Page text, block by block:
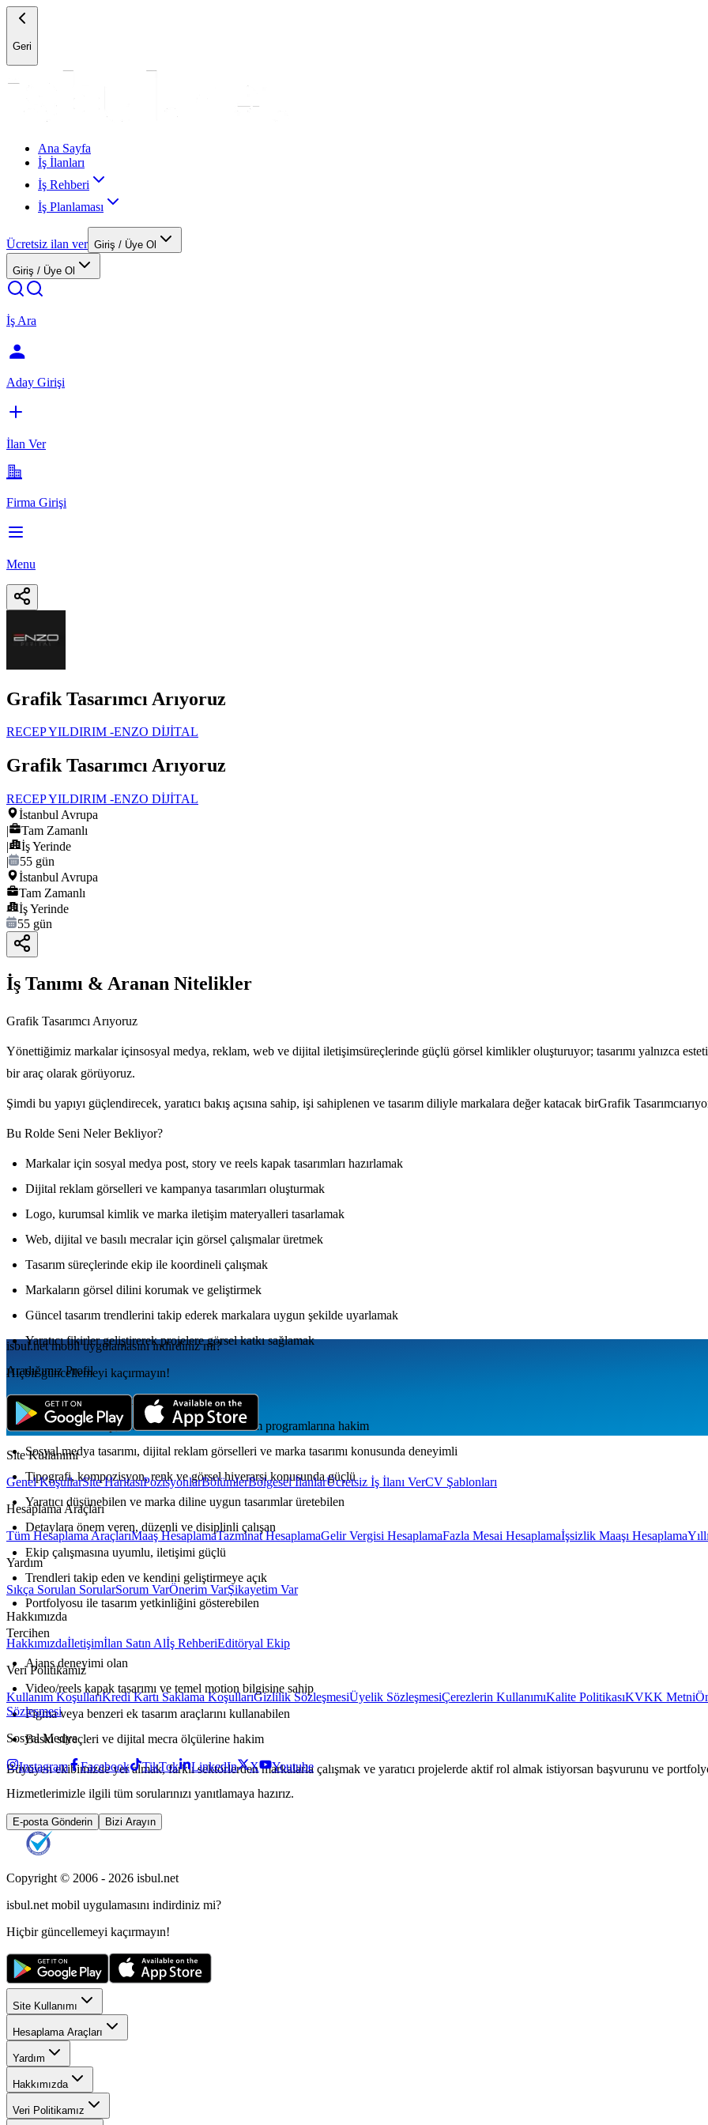
Geri
Ana Sayfa
İş İlanları
İş Rehberi
İş Planlaması
Ücretsiz ilan ver Giriş / Üye Ol
Giriş / Üye Ol
İş Ara
Aday Girişi
İlan Ver
Firma Girişi
Menu
Grafik Tasarımcı Arıyoruz
RECEP YILDIRIM -ENZO DİJİTAL
Grafik Tasarımcı Arıyoruz
RECEP YILDIRIM -ENZO DİJİTAL
İstanbul Avrupa
|
Tam Zamanlı
|
İş Yerinde
|
55 gün
İstanbul Avrupa
Tam Zamanlı
İş Yerinde
55 gün
İş Tanımı & Aranan Nitelikler
Grafik Tasarımcı Arıyoruz
Yönettiğimiz markalar içinsosyal medya, reklam, web ve dijital iletişimsüreçlerinde güçlü görsel kimlikler oluşturuyor; tasarımı yalnızca
bir araç olarak görüyoruz.
Şimdi bu yapıyı güçlendirecek, yaratıcı bakış açısına sahip, işi sahiplenen ve tasarım diliyle markalara değer katacak birGrafik Tasarımcı
Bu Rolde Seni Neler Bekliyor?
Markalar için sosyal medya post, story ve reels kapak tasarımları hazırlamak
Dijital reklam görselleri ve kampanya tasarımları oluşturmak
Logo, kurumsal kimlik ve marka iletişim materyalleri tasarlamak
Web, dijital ve basılı mecralar için görsel çalışmalar üretmek
Tasarım süreçlerinde ekip ile koordineli çalışmak
Markaların görsel dilini korumak ve geliştirmek
Güncel tasarım trendlerini takip ederek markalara uygun şekilde uyarlamak
Yaratıcı fikirler geliştirerek projelere görsel katkı sağlamak
Aradığımız Profil
Grafik tasarım alanında 2-4 yıl deneyimli
Adobe Photoshop, Illustrator ve benzeri tasarım programlarına hakim
Sosyal medya tasarımı, dijital reklam görselleri ve marka tasarımı konusunda deneyimli
Tipografi, kompozisyon, renk ve görsel hiyerarşi konusunda güçlü
Yaratıcı düşünebilen ve marka diline uygun tasarımlar üretebilen
Detaylara önem veren, düzenli ve disiplinli çalışan
Ekip çalışmasına uyumlu, iletişimi güçlü
Trendleri takip eden ve kendini geliştirmeye açık
Portfolyosu ile tasarım yetkinliğini gösterebilen
Tercihen
Ajans deneyimi olan
Video/reels kapak tasarımı ve temel motion bilgisine sahip
Figma veya benzeri ek tasarım araçlarını kullanabilen
Baskı süreçleri ve dijital mecra ölçülerine hakim
Büyüyen ekibimizde yer almak, farklı sektörlerden markalarla çalışmak ve yaratıcı projelerde aktif rol almak istiyorsan başvurunu ve
isbul.netmobil uygulamаsını indirdiniz mi?
Hiçbir güncellemeyi kaçırmayın!
Site Kullanımı
Genel KoşullarSite HaritasıPozisyonlarBölümlerBölgesel İlanlarÜcretsiz İş İlanı VerCV Şablonları
Hesaplama Araçları
Tüm Hesaplama AraçlarıMaaş HesaplamaTazminat HesaplamaGelir Vergisi HesaplamaFazla Mesai Hesaplamaİşsizlik Maaşı Hesaplama
Yardım
Sıkça Sorulan SorularSorum VarÖnerim VarŞikayetim Var
Hakkımızda
Hakkımızdaİletişimİlan Satın Alİş RehberiEditöryal Ekip
Veri Politikamız
Kullanım KoşullarıKredi Kartı Saklama KoşullarıGizlilik SözleşmesiÜyelik SözleşmesiÇerezlerin KullanımıKalite PolitikasıKVKK Metni
Sözleşmesi
Sosyal Medya
Instagram Facebook TikTok LinkedIn X
Youtube
Hizmetlerimizle ilgili tüm sorularınızı yanıtlamaya hazırız.
E-posta Gönderin Bizi Arayın
Copyright © 2006 - 2026 isbul.net
isbul.net mobil uygulamasını indirdiniz mi?
Hiçbir güncellemeyi kaçırmayın!
Site Kullanımı
Hesaplama Araçları
Yardım
Hakkımızda
Veri Politikamız